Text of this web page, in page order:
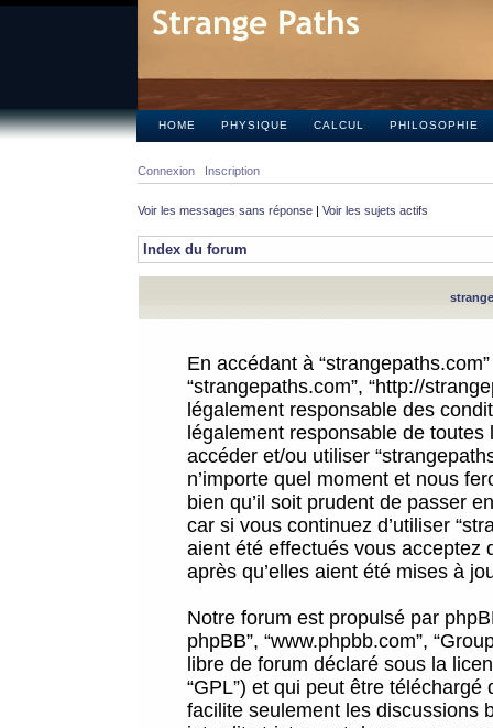
HOME PHYSIQUE CALCUL PHILOSOPHIE
Connexion Inscription
Voir les messages sans réponse | Voir les sujets actifs
Index du forum
En accédant à
“strangepaths.com”, “http://
légalement responsable des
légalement responsable de
accéder et/ou utiliser
n’importe quel moment et nous
bien qu’il soit prudent de passer
car si vous continuez d’utiliser
aient été effectués vous acceptez
après qu’elles aient été mises à
Notre forum est propulsé par
phpBB”, “www.phpbb.com”,
libre de forum déclaré sous la
“GPL”) et qui peut être téléchargé
facilite seulement les discussions